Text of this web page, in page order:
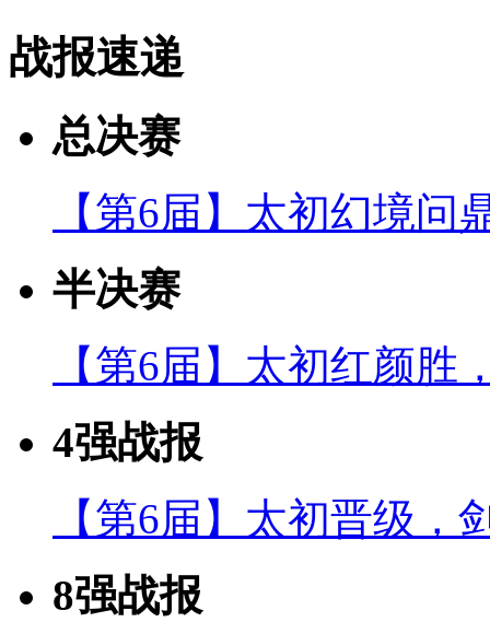
战报速递
总决赛
【第6届】太初幻境问
半决赛
【第6届】太初红颜胜
4强战报
【第6届】太初晋级，
8强战报